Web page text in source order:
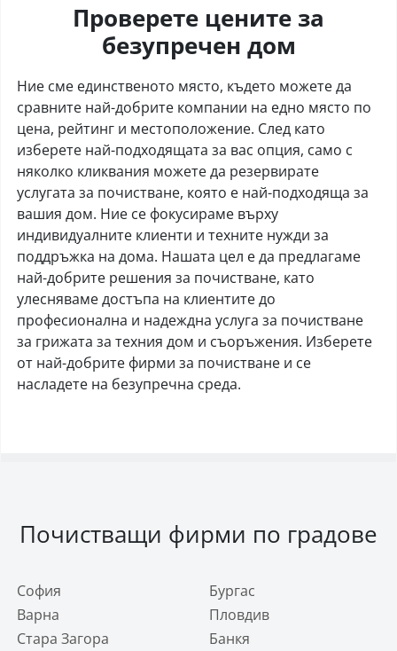
Проверете цените за
безупречен дом
Ние сме единственото място, където можете да
сравните най-добрите компании на едно място по
цена, рейтинг и местоположение. След като
изберете най-подходящата за вас опция, само с
няколко кликвания можете да резервирате
услугата за почистване, която е най-подходяща за
вашия дом. Ние се фокусираме върху
индивидуалните клиенти и техните нужди за
поддръжка на дома. Нашата цел е да предлагаме
най-добрите решения за почистване, като
улесняваме достъпа на клиентите до
професионална и надеждна услуга за почистване
за грижата за техния дом и съоръжения. Изберете
от най-добрите фирми за почистване и се
насладете на безупречна среда.
Почистващи фирми по градове
София
Бургас
Варна
Пловдив
Стара Загора
Банкя